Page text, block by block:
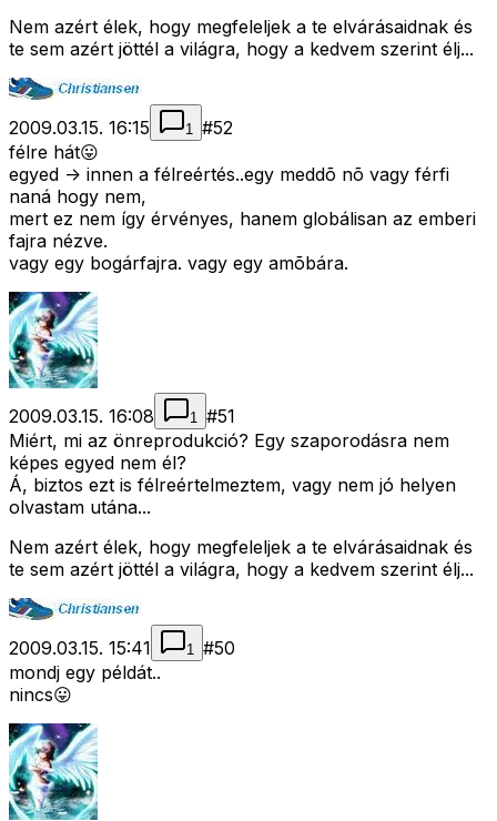
Nem azért élek, hogy megfeleljek a te elvárásaidnak és
te sem azért jöttél a világra, hogy a kedvem szerint élj...
2009.03.15. 16:15 1 #52
félre hát😛
egyed -> innen a félreértés..egy meddõ nõ vagy férfi
naná hogy nem,
mert ez nem így érvényes, hanem globálisan az emberi
fajra nézve.
vagy egy bogárfajra. vagy egy amõbára.
2009.03.15. 16:08 1 #51
Miért, mi az önreprodukció? Egy szaporodásra nem
képes egyed nem él?
Á, biztos ezt is félreértelmeztem, vagy nem jó helyen
olvastam utána...
Nem azért élek, hogy megfeleljek a te elvárásaidnak és
te sem azért jöttél a világra, hogy a kedvem szerint élj...
2009.03.15. 15:41 1 #50
mondj egy példát..
nincs😛